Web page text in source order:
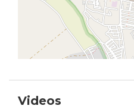
Videos